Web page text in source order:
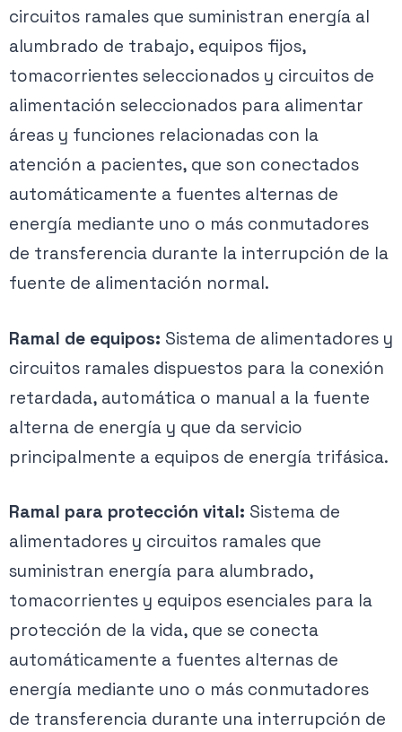
circuitos ramales que suministran energía al
alumbrado de trabajo, equipos fijos,
tomacorrientes seleccionados y circuitos de
alimentación seleccionados para alimentar
áreas y funciones relacionadas con la
atención a pacientes, que son conectados
automáticamente a fuentes alternas de
energía mediante uno o más conmutadores
de transferencia durante la interrupción de la
fuente de alimentación normal.
Ramal de equipos: Sistema de alimentadores y
circuitos ramales dispuestos para la conexión
retardada, automática o manual a la fuente
alterna de energía y que da servicio
principalmente a equipos de energía trifásica.
Ramal para protección vital: Sistema de
alimentadores y circuitos ramales que
suministran energía para alumbrado,
tomacorrientes y equipos esenciales para la
protección de la vida, que se conecta
automáticamente a fuentes alternas de
energía mediante uno o más conmutadores
de transferencia durante una interrupción de